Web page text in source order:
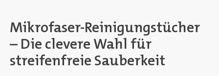
Mikrofaser-Reinigungstücher
– Die clevere Wahl für
streifenfreie Sauberkeit